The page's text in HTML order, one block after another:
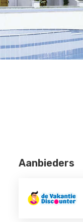
Aanbieders